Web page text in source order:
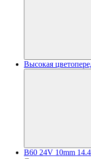
Высокая
B60 24V 10mm